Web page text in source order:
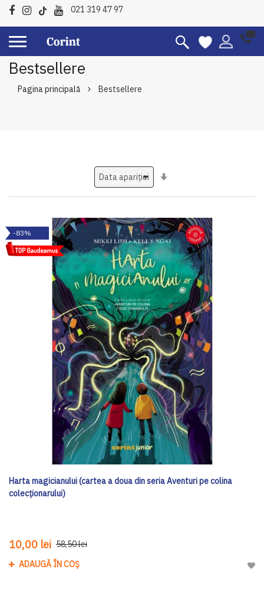
021 319 47 97
Bestsellere
Pagina principală Bestsellere
-83%
Harta magicianului (cartea a doua din seria Aventuri pe colina
colecționarului)
10,00 lei 58,50 lei
ADAUGĂ ÎN COȘ